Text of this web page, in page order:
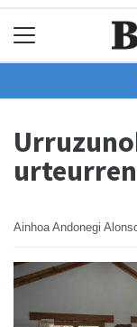
Ainhoa Andonegi